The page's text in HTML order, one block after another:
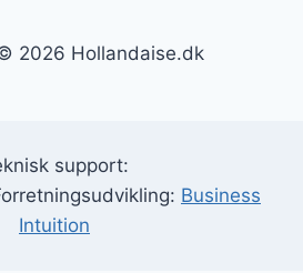
2026 Hollandaise.dk
support:
Business
Intuition